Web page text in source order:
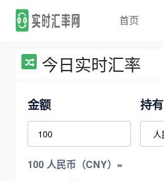
首页
今日实时汇率
金额 持有
100 人民币（CNY）=